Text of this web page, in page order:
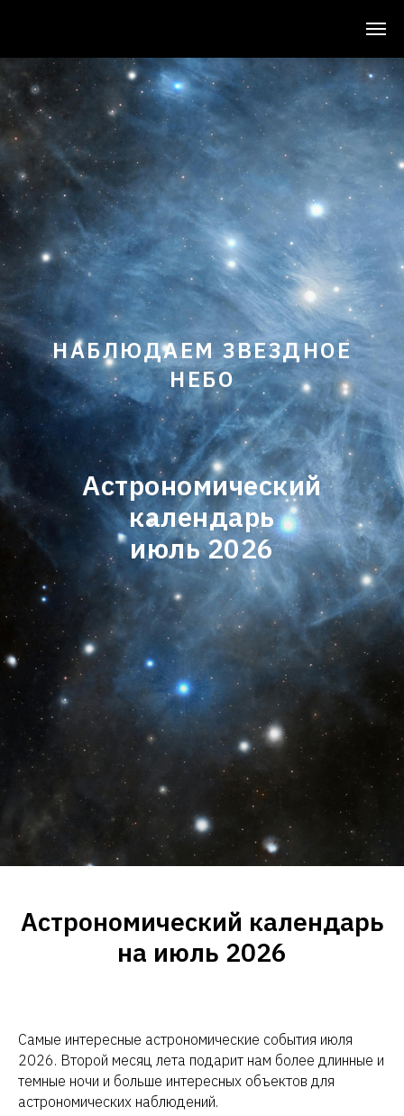
НАБЛЮДАЕМ ЗВЕЗДНОЕ
НЕБО
Астрономический
календарь
июль 2026
Астрономический календарь
на июль 2026
Самые интересные астрономические события июля
2026. Второй месяц лета подарит нам более длинные и
темные ночи и больше интересных объектов для
астрономических наблюдений.